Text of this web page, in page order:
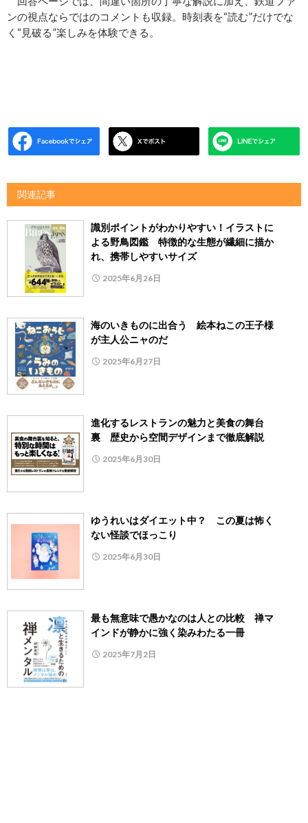
ンの視点ならではのコメントも収録。時刻表を“読む”だけでな
く“見破る”楽しみを体験できる。
関連記事
識別ポイントがわかりやすい！イラストに
よる野鳥図鑑 特徴的な生態が繊細に描か
れ、携帯しやすいサイズ
2025年6月26日
海のいきものに出合う 絵本ねこの王子様
が主人公ニャのだ
2025年6月27日
進化するレストランの魅力と美食の舞台
裏 歴史から空間デザインまで徹底解説
2025年6月30日
ゆうれいはダイエット中？ この夏は怖く
ない怪談でほっこり
2025年6月30日
最も無意味で愚かなのは人との比較 禅マ
インドが静かに強く染みわたる一冊
2025年7月2日